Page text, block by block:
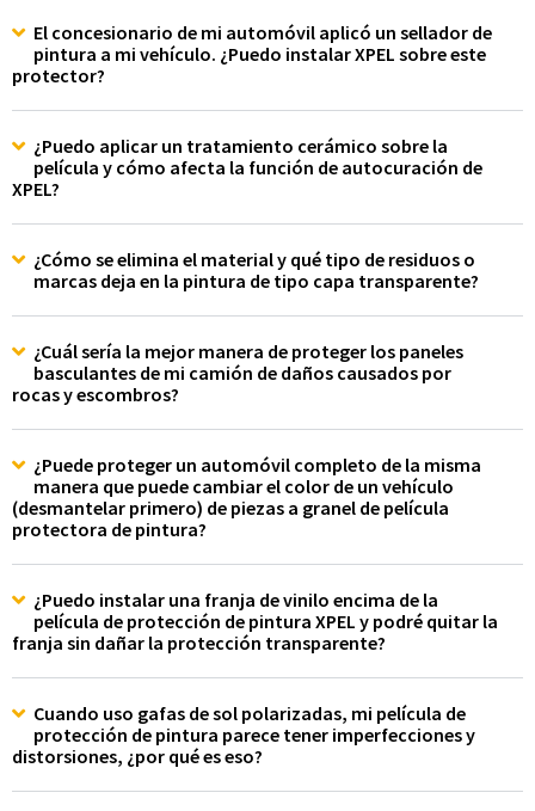
El concesionario de mi automóvil aplicó un sellador de
pintura a mi vehículo. ¿Puedo instalar XPEL sobre este
protector?
¿Puedo aplicar un tratamiento cerámico sobre la
película y cómo afecta la función de autocuración de
XPEL?
¿Cómo se elimina el material y qué tipo de residuos o
marcas deja en la pintura de tipo capa transparente?
¿Cuál sería la mejor manera de proteger los paneles
basculantes de mi camión de daños causados por
rocas y escombros?
¿Puede proteger un automóvil completo de la misma
manera que puede cambiar el color de un vehículo
(desmantelar primero) de piezas a granel de película
protectora de pintura?
¿Puedo instalar una franja de vinilo encima de la
película de protección de pintura XPEL y podré quitar la
franja sin dañar la protección transparente?
Cuando uso gafas de sol polarizadas, mi película de
protección de pintura parece tener imperfecciones y
distorsiones, ¿por qué es eso?